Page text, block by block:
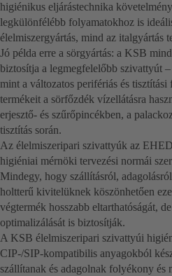
higiénikus eljárástechnika
legkülönfélébb folyamatokhoz is
élelmiszergyártás, mind az italgyártás
Jó példa erre a sörgyártás: a KSB
biztosítja a legmegfelelőbb szivattyút
mint a változatos perifériás és
termékeit a sörfőzdék vízellátásra
erjesztő- és szűrőpincékben, a
tisztítás során.
Az élelmiszeripari szivattyúk az
higiéniai mérnöki tervezési normái
Mindegy, hogy szállításról,
holtterű kivitelüknek köszönhetően
végtermék hosszabb eltarthatóságát,
optimalizálását is biztosítják.
A KSB élelmiszeripari szivattyúi
CIP-/SIP-kompatibilis anyagokból
szállítanak és adagolnak folyékony és